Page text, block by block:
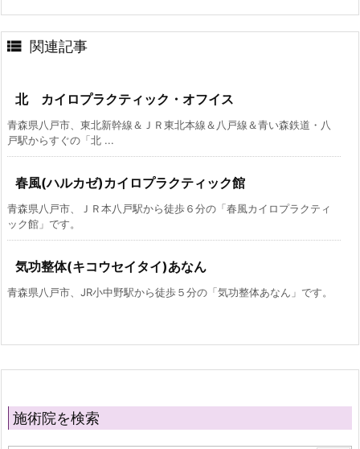
 関連記事
北 カイロプラクティック・オフイス
青森県八戸市、東北新幹線＆ＪＲ東北本線＆八戸線＆青い森鉄道・八
戸駅からすぐの「北 ...
春風(ハルカゼ)カイロプラクティック館
青森県八戸市、ＪＲ本八戸駅から徒歩６分の「春風カイロプラクティ
ック館」です。
気功整体(キコウセイタイ)あなん
青森県八戸市、JR小中野駅から徒歩５分の「気功整体あなん」です。
施術院を検索